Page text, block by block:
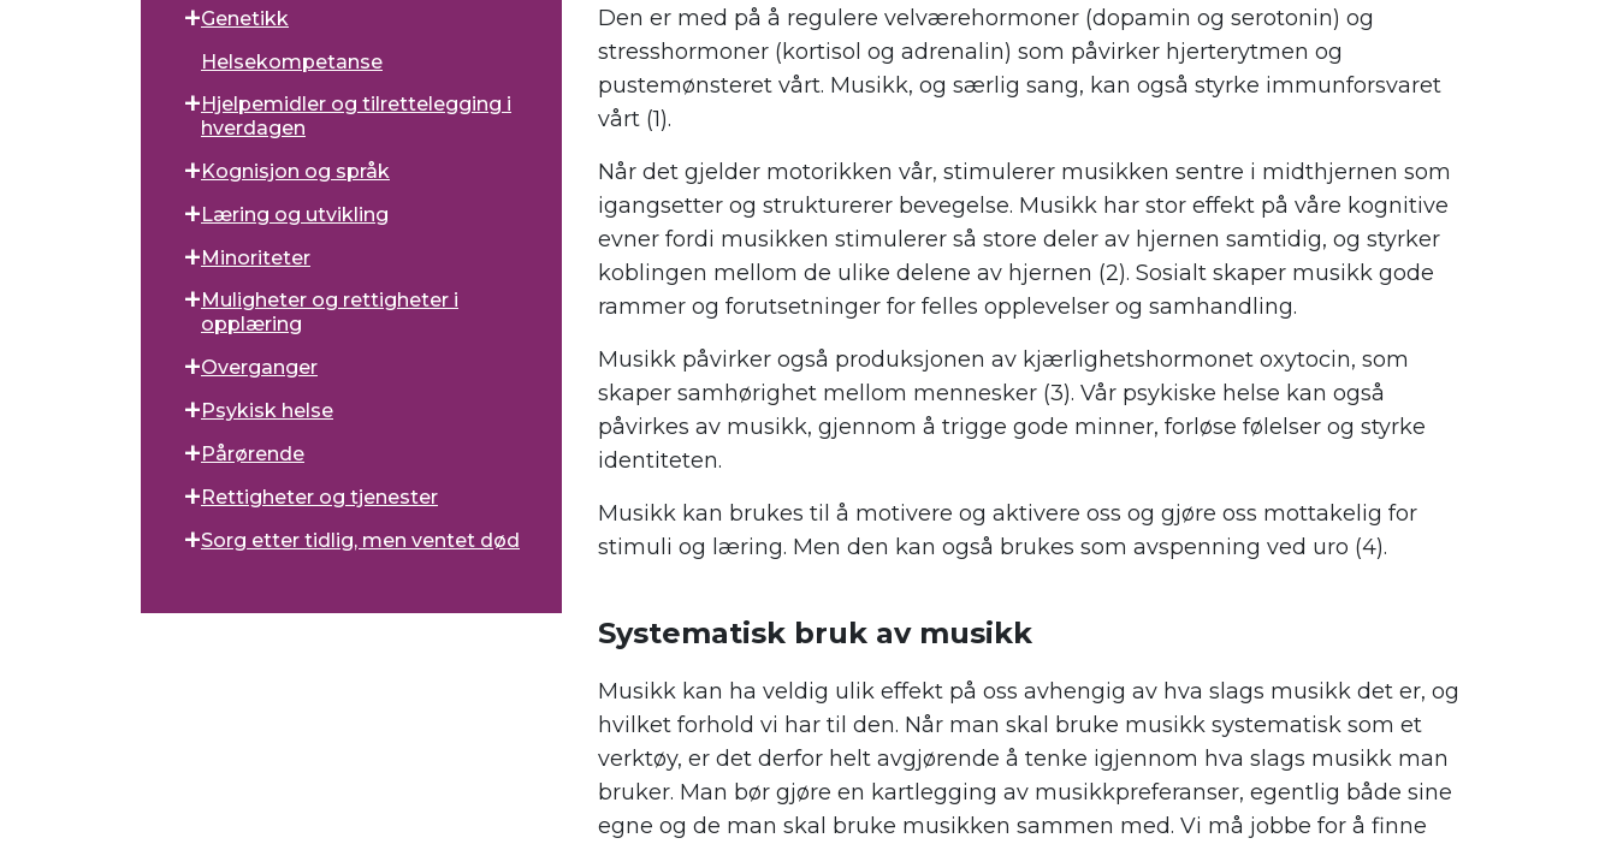
Genetikk
Helsekompetanse
Hjelpemidler og tilrettelegging i
hverdagen
Kognisjon og språk
Læring og utvikling
Minoriteter
Muligheter og rettigheter i
opplæring
Overganger
Psykisk helse
Pårørende
Rettigheter og tjenester
Sorg etter tidlig, men ventet død
Den er med på å regulere velværehormoner (dopamin og serotonin) og
stresshormoner (kortisol og adrenalin) som påvirker hjerterytmen og
pustemønsteret vårt. Musikk, og særlig sang, kan også styrke immunforsvaret
vårt (1).
Når det gjelder motorikken vår, stimulerer musikken sentre i midthjernen som
igangsetter og strukturerer bevegelse. Musikk har stor effekt på våre kognitive
evner fordi musikken stimulerer så store deler av hjernen samtidig, og styrker
koblingen mellom de ulike delene av hjernen (2). Sosialt skaper musikk gode
rammer og forutsetninger for felles opplevelser og samhandling.
Musikk påvirker også produksjonen av kjærlighetshormonet oxytocin, som
skaper samhørighet mellom mennesker (3). Vår psykiske helse kan også
påvirkes av musikk, gjennom å trigge gode minner, forløse følelser og styrke
identiteten.
Musikk kan brukes til å motivere og aktivere oss og gjøre oss mottakelig for
stimuli og læring. Men den kan også brukes som avspenning ved uro (4).
Systematisk bruk av musikk
Musikk kan ha veldig ulik effekt på oss avhengig av hva slags musikk det er, og
hvilket forhold vi har til den. Når man skal bruke musikk systematisk som et
verktøy, er det derfor helt avgjørende å tenke igjennom hva slags musikk man
bruker. Man bør gjøre en kartlegging av musikkpreferanser, egentlig både sine
egne og de man skal bruke musikken sammen med. Vi må jobbe for å finne